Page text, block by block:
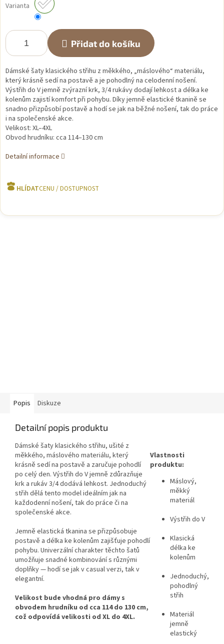
cena:
Varianta
Přidat do košíku
Dámské šaty klasického střihu z měkkého, „máslového“ materiálu,
který krásně sedí na postavě a je pohodlný na celodenní nošení.
Výstřih do V jemně zvýrazní krk, 3/4 rukávy dodají lehkost a délka ke
kolenům zajistí komfort při pohybu. Díky jemně elastické tkanině se
snadno přizpůsobí postavě a hodí se jak na běžné nošení, tak do práce
i na společenské akce.
Velikost: XL–4XL
Obvod hrudníku: cca 114–130 cm
Detailní informace
HLÍDAT
Popis Diskuze
Detailní popis produktu
Dámské šaty klasického střihu, ušité z
měkkého, máslového materiálu, který
krásně sedí na postavě a zaručuje pohodlí
po celý den. Výstřih do V jemně zdůrazňuje
krk a rukáv 3/4 dodává lehkost. Jednoduchý
střih dělá tento model ideálním jak na
každodenní nošení, tak do práce či na
společenské akce.
Jemně elastická tkanina se přizpůsobuje
postavě a délka ke kolenům zajišťuje pohodlí
pohybu. Univerzální charakter těchto šatů
umožňuje snadné kombinování s různými
doplňky — hodí se jak v casual verzi, tak v
elegantní.
Velikost bude vhodná pro dámy s
obvodem hrudníku od cca 114 do 130 cm,
což odpovídá velikosti od XL do 4XL.
Vlastnosti
produktu:
Máslový,
měkký
materiál
Výstřih do V
Klasická
délka ke
kolenům
Jednoduchý,
pohodlný
střih
Materiál
jemně
elastický